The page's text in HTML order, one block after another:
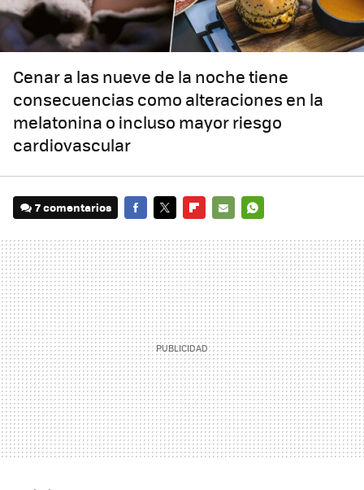
Cenar a las nueve de la noche tiene
consecuencias como alteraciones en la
melatonina o incluso mayor riesgo
cardiovascular
7 comentarios
MAIL